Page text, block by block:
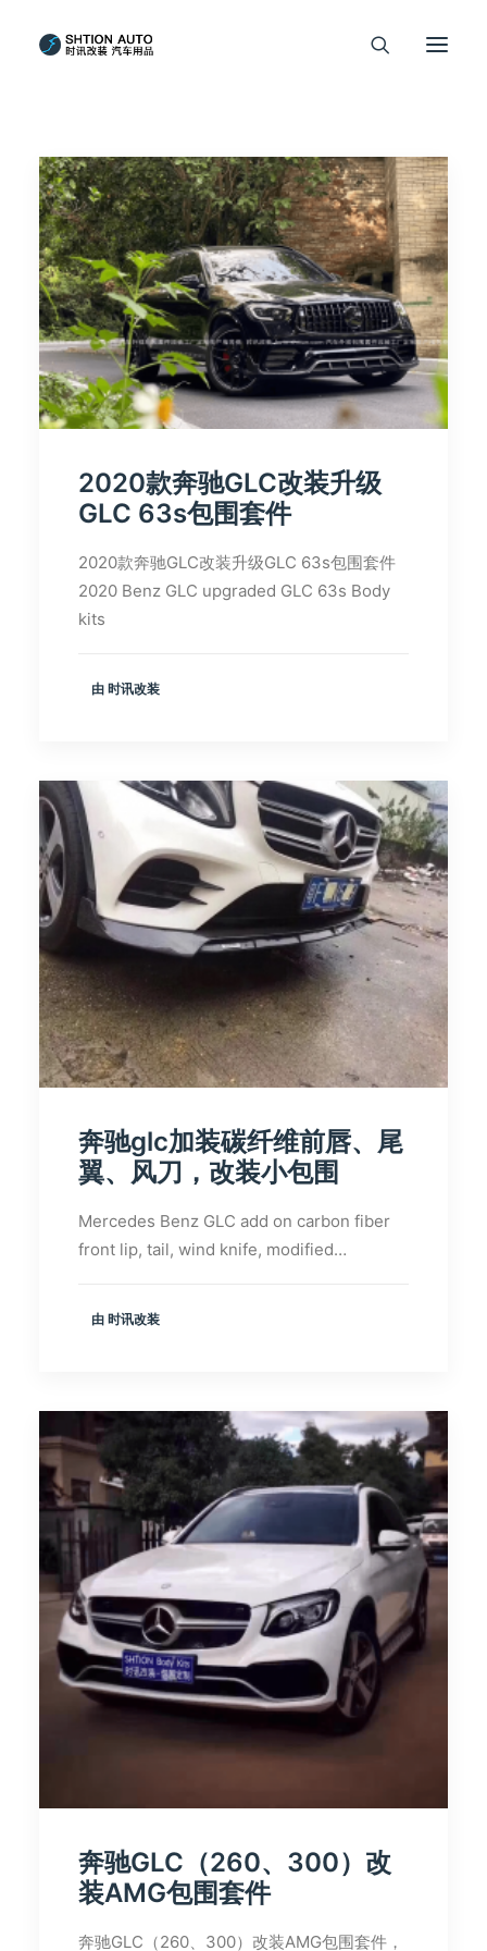
2020款奔驰GLC改装升级
GLC 63s包围套件
2020款奔驰GLC改装升级GLC 63s包围套件
2020 Benz GLC upgraded GLC 63s Body
kits
由 时讯改装
奔驰glc加装碳纤维前唇、尾
翼、风刀，改装小包围
Mercedes Benz GLC add on carbon fiber
front lip, tail, wind knife, modified…
由 时讯改装
奔驰GLC（260、300）改
装AMG包围套件
奔驰GLC（260、300）改装AMG包围套件，